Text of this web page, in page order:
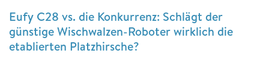
Eufy C28 vs. die Konkurrenz: Schlägt der
günstige Wischwalzen-Roboter wirklich die
etablierten Platzhirsche?